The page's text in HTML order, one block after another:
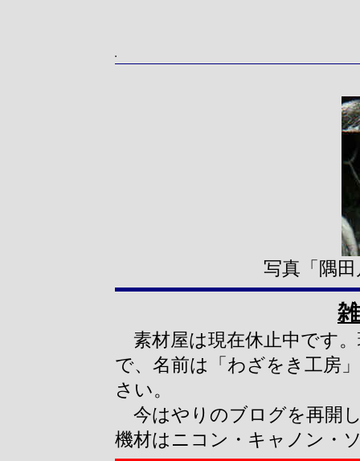
写真「隅
素材屋は現在休止中です
で、名前は「わざをき工房
さい。
今はやりのブログを再開
機材はニコン・キャノン・